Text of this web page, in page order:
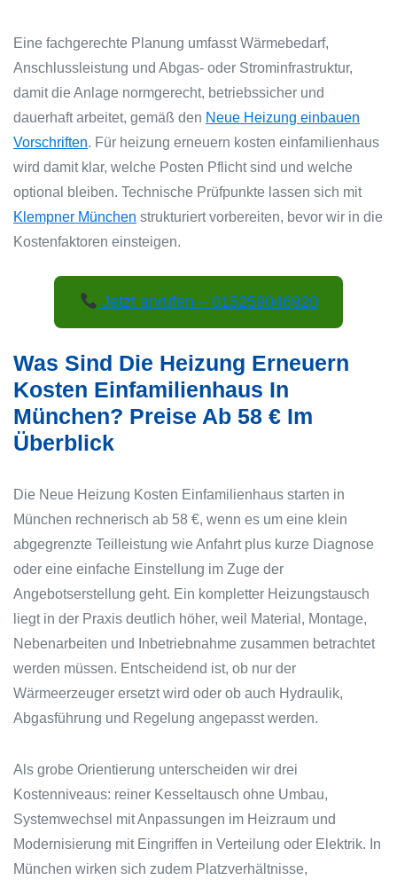
Eine fachgerechte Planung umfasst Wärmebedarf,
Anschlussleistung und Abgas- oder Strominfrastruktur,
damit die Anlage normgerecht, betriebssicher und
dauerhaft arbeitet, gemäß den Neue Heizung einbauen
Vorschriften. Für heizung erneuern kosten einfamilienhaus
wird damit klar, welche Posten Pflicht sind und welche
optional bleiben. Technische Prüfpunkte lassen sich mit
Klempner München strukturiert vorbereiten, bevor wir in die
Kostenfaktoren einsteigen.
Jetzt anrufen – 015259046920
Was Sind Die Heizung Erneuern
Kosten Einfamilienhaus In
München? Preise Ab 58 € Im
Überblick
Die Neue Heizung Kosten Einfamilienhaus starten in
München rechnerisch ab 58 €, wenn es um eine klein
abgegrenzte Teilleistung wie Anfahrt plus kurze Diagnose
oder eine einfache Einstellung im Zuge der
Angebotserstellung geht. Ein kompletter Heizungstausch
liegt in der Praxis deutlich höher, weil Material, Montage,
Nebenarbeiten und Inbetriebnahme zusammen betrachtet
werden müssen. Entscheidend ist, ob nur der
Wärmeerzeuger ersetzt wird oder ob auch Hydraulik,
Abgasführung und Regelung angepasst werden.
Als grobe Orientierung unterscheiden wir drei
Kostenniveaus: reiner Kesseltausch ohne Umbau,
Systemwechsel mit Anpassungen im Heizraum und
Modernisierung mit Eingriffen in Verteilung oder Elektrik. In
München wirken sich zudem Platzverhältnisse,